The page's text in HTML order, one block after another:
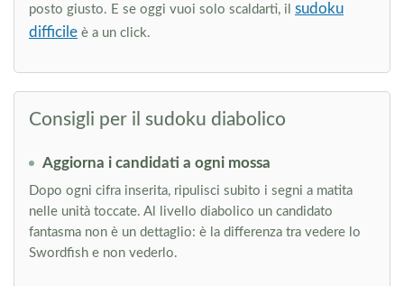
posto giusto. E se oggi vuoi solo scaldarti, il sudoku
difficile è a un click.
Consigli per il sudoku diabolico
Aggiorna i candidati a ogni mossa
Dopo ogni cifra inserita, ripulisci subito i segni a matita
nelle unità toccate. Al livello diabolico un candidato
fantasma non è un dettaglio: è la differenza tra vedere lo
Swordfish e non vederlo.